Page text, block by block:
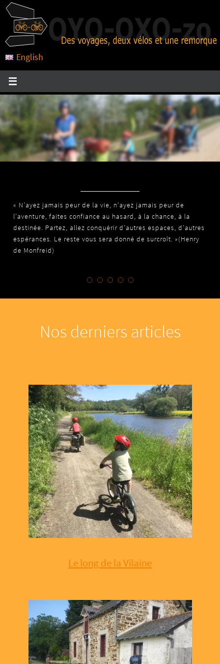
Passer
vers
contenu
English
« N’ayez jamais peur de la vie, n’ayez jamais peur de
l’aventure, faites confiance au hasard, à la chance, à la
destinée. Partez, allez conquérir d’autres espaces, d’autres
espérances. Le reste vous sera donné de surcroît. »(Henry
de Monfreid)
Nos derniers articles
Le long de la Vilaine